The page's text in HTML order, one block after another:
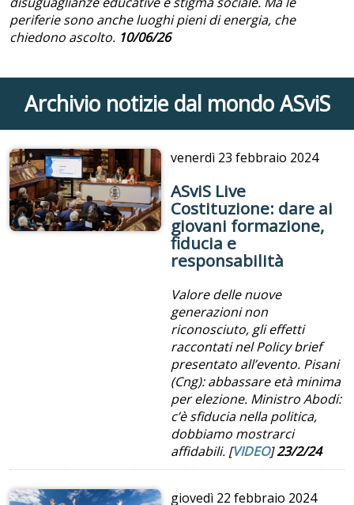
periferie sono anche luoghi pieni di energia, che
chiedono ascolto. 10/06/26
Archivio notizie dal mondo ASviS
venerdì 23 febbraio 2024
ASviS Live
Costituzione: dare ai
giovani formazione,
fiducia e
responsabilità
Valore delle nuove
generazioni non
riconosciuto, gli effetti
raccontati nel Policy brief
presentato all’evento. Pisani
(Cng): abbassare età minima
per elezione. Ministro Abodi:
c’è sfiducia nella politica,
dobbiamo mostrarci
affidabili. [VIDEO]23/2/24
giovedì 22 febbraio 2024